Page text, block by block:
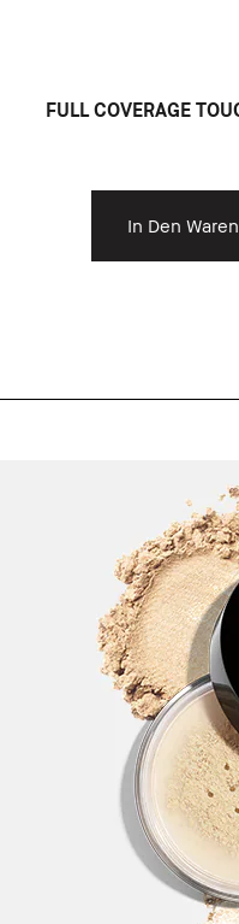
FULL COVERAGE
In Den